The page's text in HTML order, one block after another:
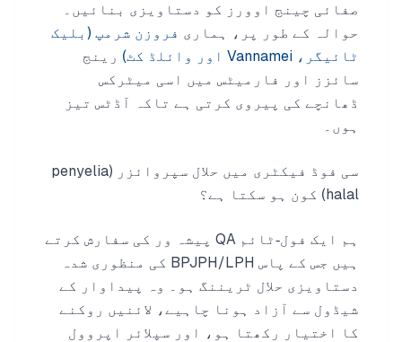
صفائی چینج اوورز کو دستاویزی بنائیں۔
حوالہ کے طور پر، ہماری فروزن شرمپ (بلیک
ٹائیگر، Vannamei اور وائلڈ کٹ)
رینج
سائزز اور فارمیٹس میں اسی میٹرکس
ڈھانچے کی پیروی کرتی ہے تاکہ آڈٹس تیز
ہوں۔
سی فوڈ فیکٹری میں حلال سپروائزر (penyelia
halal) کون ہو سکتا ہے؟
ہم ایک فول‑ٹائم QA پیشہ ور کی سفارش کرتے
ہیں جس کے پاس BPJPH/LPH کی منظوری شدہ
دستاویزی حلال ٹریننگ ہو۔ وہ پیداوار کے
شیڈول سے آزاد ہونا چاہیے، لائنیں روکنے
کا اختیار رکھتا ہو، اور سپلائر اپروول